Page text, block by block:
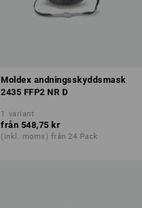
Moldex andningsskyddsmask
2435 FFP2 NR D
1 variant
från 548,75 kr
(inkl. moms) från 24 Pack